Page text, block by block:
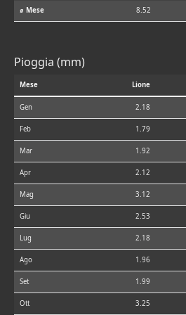
⌀ Mese 8.52
Pioggia (mm)
Mese Lione
Gen 2.18
Feb 1.79
Mar 1.92
Apr 2.12
Mag 3.12
Giu 2.53
Lug 2.18
Ago 1.96
Set 1.99
Ott 3.25